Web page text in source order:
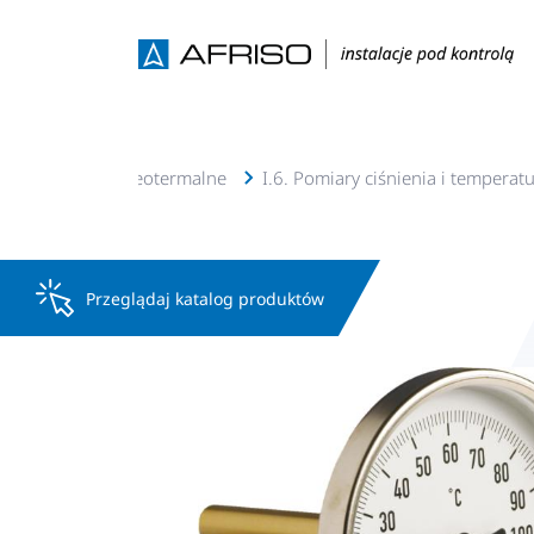
solarne, geotermalne I.6. Pomiary ciśnienia i
Przeglądaj katalog produktów